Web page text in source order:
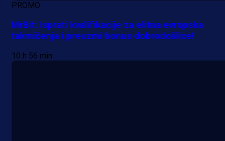
PROMO
MrBit: Isprati kvalifikacije za elitna evropska
takmičenja i preuzmi bonus dobrodošlice!
10 h 56 min